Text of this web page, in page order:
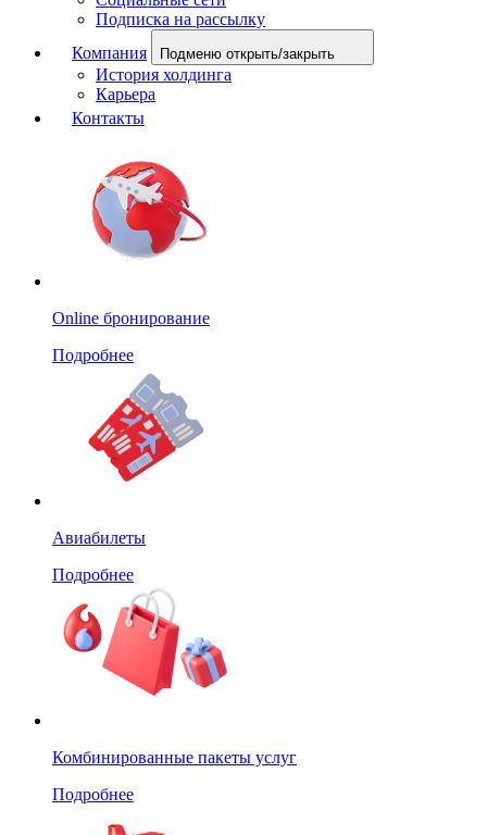
Подписка на рассылку
Компания
Подменю открыть/закрыть
История холдинга
Карьера
Контакты
Online бронирование
Подробнее
Авиабилеты
Подробнее
Комбинированные пакеты услуг
Подробнее